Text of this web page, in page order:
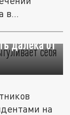
далека от
на